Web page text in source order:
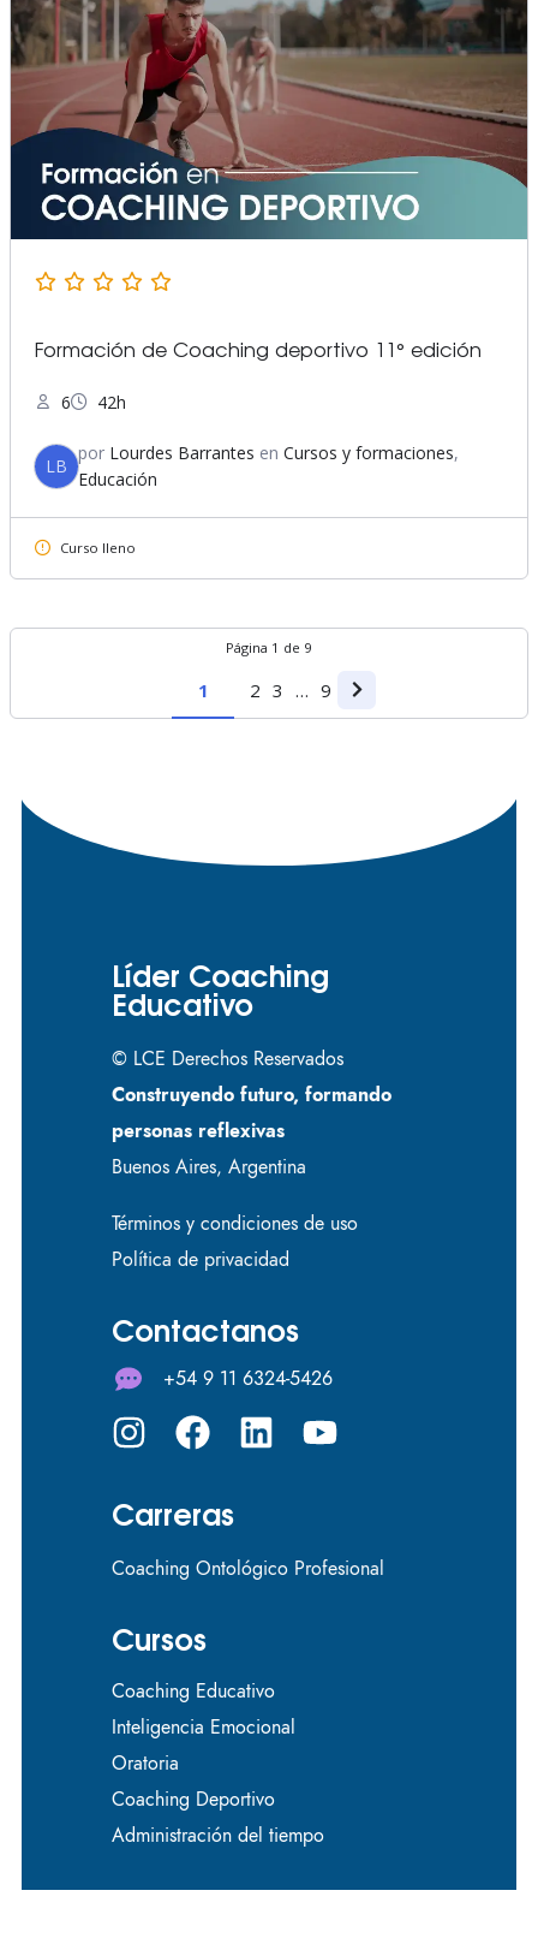
Formación de Coaching deportivo 11° edición
6 42h
LB
por Lourdes Barrantes enCursos y formaciones,
Educación
Curso lleno
Página 1 de 9
1 2 3 … 9
Líder Coaching
Educativo
© LCE Derechos Reservados
Construyendo futuro, formando
personas reflexivas
Buenos Aires, Argentina
Términos y condiciones de uso
Política de privacidad
Contactanos
+54 9 11 6324-5426
Carreras
Coaching Ontológico Profesional
Cursos
Coaching Educativo
Inteligencia Emocional
Oratoria
Coaching Deportivo
Administración del tiempo